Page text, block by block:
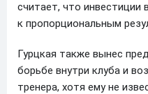
считает, что инвестиции
к пропорциональным
Гурцкая также вынес
борьбе внутри клуба и
тренера, хотя ему не